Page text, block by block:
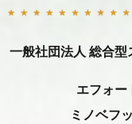
一般社団法人 総合型
エフォー
ミノベフ